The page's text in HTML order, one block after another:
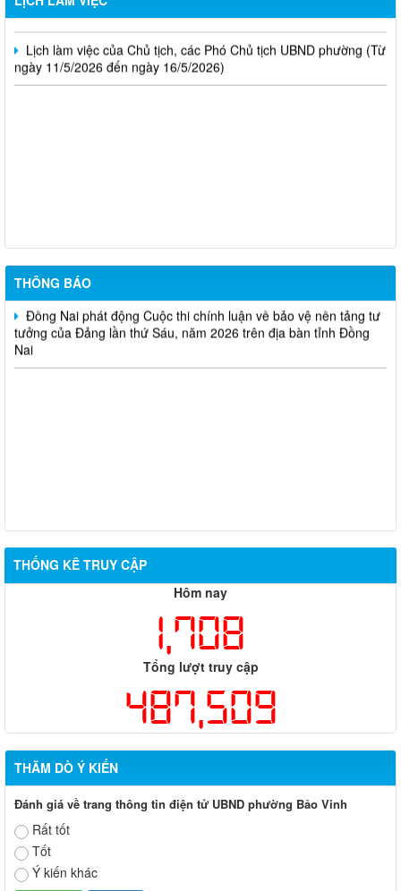
Lịch làm việc của Chủ tịch, các Phó Chủ tịch UBND phường (Từ
ngày 11/5/2026 đến ngày 16/5/2026)
THÔNG BÁO
Phường Bảo Vinh thông báo tuyển dụng viên chức năm 2026
Đồng Nai phát động Cuộc thi chính luận về bảo vệ nền tảng tư
tưởng của Đảng lần thứ Sáu, năm 2026 trên địa bàn tỉnh Đồng
Nai
THỐNG KÊ TRUY CẬP
Hôm nay
1,708
Tổng lượt truy cập
487,509
THĂM DÒ Ý KIẾN
Đánh giá về trang thông tin điện tử UBND phường Bảo Vinh
Rất tốt
Tốt
Ý kiến khác